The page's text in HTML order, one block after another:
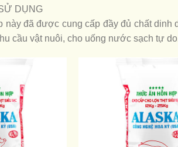
DỤNG
này đã được cung cấp đầy đủ chất
cầu vật nuôi, cho uống nước sạch tự